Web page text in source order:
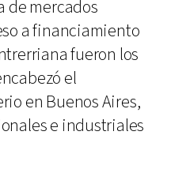
de mercados
a financiamiento
fueron los
el
en Buenos Aires,
e industriales